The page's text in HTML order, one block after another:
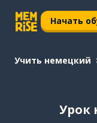
Начать
Учить немецкий
Урок